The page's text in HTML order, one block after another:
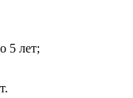
5 лет;